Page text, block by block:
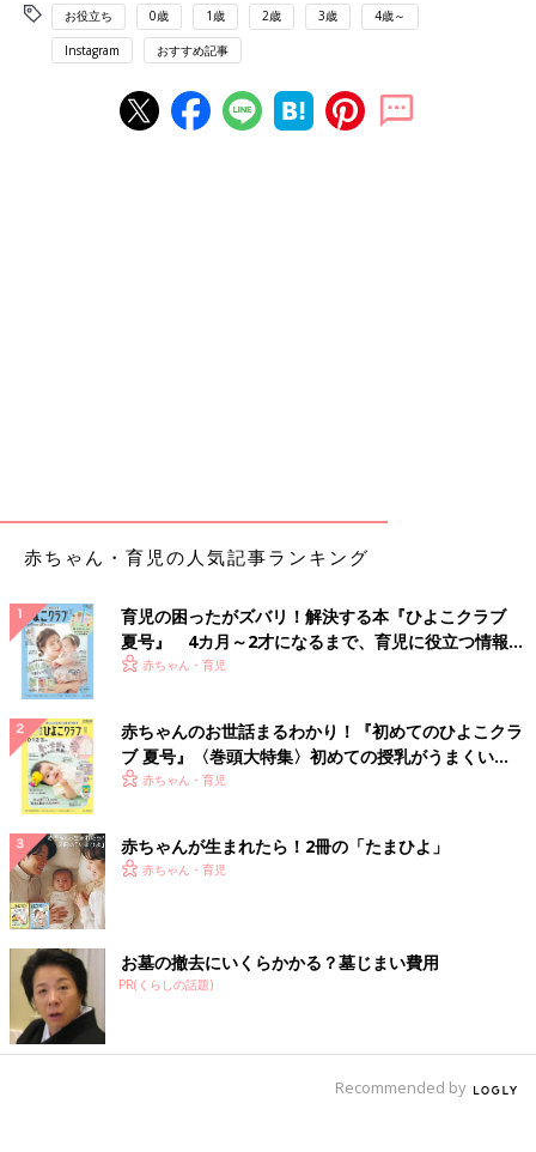
お役立ち 0歳 1歳 2歳 3歳 4歳～
Instagram おすすめ記事
赤ちゃん・育児の人気記事ランキング
育児の困ったがズバリ！解決する本『ひよこクラブ
夏号』 4カ月～2才になるまで、育児に役立つ情報が
いっぱい！
赤ちゃん・育児
赤ちゃんのお世話まるわかり！『初めてのひよこクラ
ブ 夏号』〈巻頭大特集〉初めての授乳がうまくい
く！ おっぱい・ミルクの基本と夏のトラブル 解決テ
赤ちゃん・育児
赤ちゃんが生まれたら！2冊の「たまひよ」
赤ちゃん・育児
お墓の撤去にいくらかかる？墓じまい費用
PR(くらしの話題)
Recommended by